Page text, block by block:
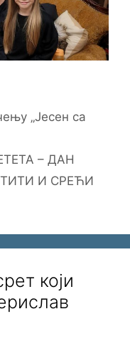
„Јесен са
– ДАН
И СРЕЋИ
који